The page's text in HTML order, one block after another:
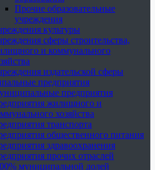
Прочие образовательные
учреждения
культуры
сферы строительства,
и коммунального
издательской сферы
предприятия
предприятия
жилищного и
хозяйства
транспорта
общественного питания
здравоохранения
прочих отраслей
муниципальной долей